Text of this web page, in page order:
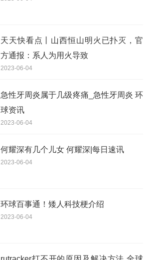
天天快看点丨山西恒山明火已扑灭，官
方通报：系人为用火导致
2023-06-04
急性牙周炎属于几级疼痛_急性牙周炎 环
球资讯
2023-06-04
何耀深有几个儿女 何耀深|每日速讯
2023-06-04
环球百事通！矮人科技梗介绍
2023-06-04